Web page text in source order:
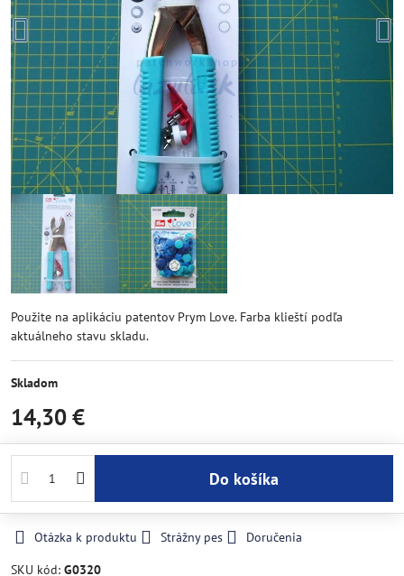
Použite na aplikáciu patentov Prym Love. Farba klieští podľa
aktuálneho stavu skladu.
Skladom
14,30 €
Do košíka
Otázka k produktu Strážny pes
Doručenia
SKU kód: G0320